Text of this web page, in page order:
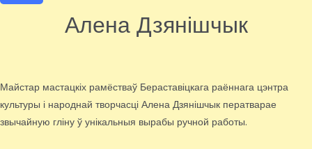
Алена Дзянішчык
Майстар мастацкіх рамёстваў Бераставіцкага раённага цэнтра
культуры і народнай творчасці Алена Дзянішчык ператварае
звычайную гліну ў унікальныя вырабы ручной работы.